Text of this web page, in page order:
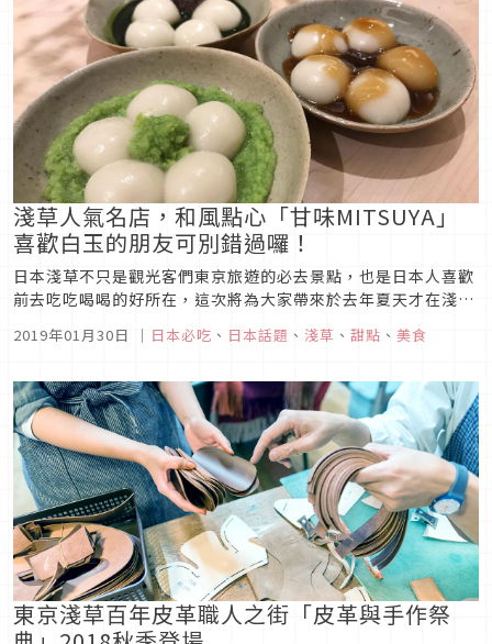
淺草人氣名店，和風點心「甘味MITSUYA」
喜歡白玉的朋友可別錯過囉！
日本淺草不只是觀光客們東京旅遊的必去景點，也是日本人喜歡
前去吃吃喝喝的好所在，這次將為大家帶來於去年夏天才在淺草
厚的日式風味，現點現做的口感絕對是大家不想錯過的美味！
2019年01月30日 ｜ 日本必吃 、 日本話題 、 淺草 、 甜點 、 美食
東京淺草百年皮革職人之街「皮革與手作祭